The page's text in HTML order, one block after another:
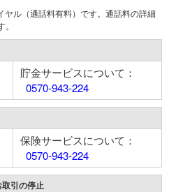
ル（通話料有料）です。通話料の詳細
貯金サービスについて：
0570-943-224
保険サービスについて：
0570-943-224
引の停止